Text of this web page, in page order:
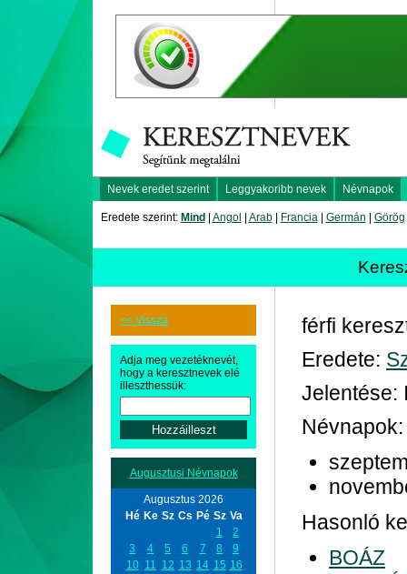
Nevek eredet szerint Leggyakoribb nevek Névnapok
Eredete szerint: Mind Angol Arab| Francia| Germán Görög
<< Vissza
Adja meg vezetéknevét,
hogy a keresztnevek elé
illeszthessük:
Augusztusi Névnapok
Augusztus 2026
Hé Ke Sz Cs Pé Sz Va
1
2
3
4 5 6 7 8
9
10 11 12 13 14 15 16
férfi
Eredete:
Jelentése:
Névnapok:
Hasonló
BOÁZ